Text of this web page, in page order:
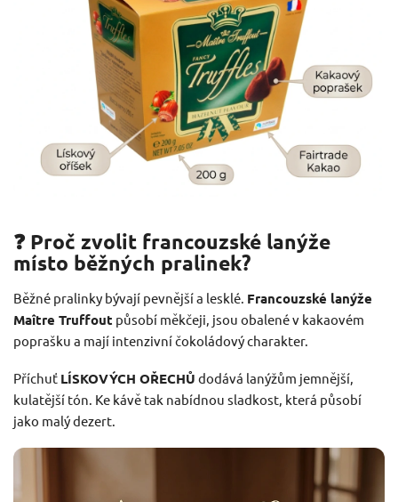
❓ Proč zvolit francouzské lanýže
místo běžných pralinek?
Běžné pralinky bývají pevnější a lesklé. Francouzské lanýže
Maître Truffout působí měkčeji, jsou obalené v kakaovém
poprašku a mají intenzivní čokoládový charakter.
Příchuť LÍSKOVÝCH OŘECHŮ dodává lanýžům jemnější,
kulatější tón. Ke kávě tak nabídnou sladkost, která působí
jako malý dezert.